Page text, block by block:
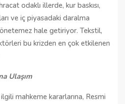
odaklı illerde, kur baskısı,
ve iç piyasadaki daralma
hale getiriyor. Tekstil,
bu krizden en çok etkilenen
Ulaşım
mahkeme kararlarına, Resmi